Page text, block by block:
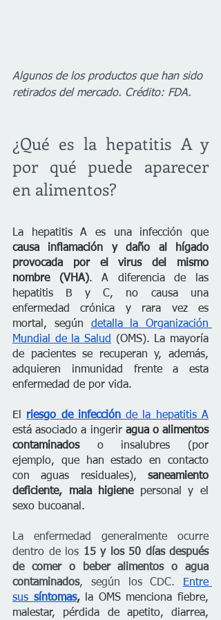
Algunos de los productos que han sido
retirados del mercado. Crédito: FDA.
¿Qué es la hepatitis A y
por qué puede aparecer
en alimentos?
La hepatitis A es una infección que
causa inflamación y daño al hígado
provocada por el virus del mismo
nombre (VHA). A diferencia de las
hepatitis B y C, no causa una
enfermedad crónica y rara vez es
mortal, según detalla la Organización
Mundial de la Salud (OMS). La mayoría
de pacientes se recuperan y, además,
adquieren inmunidad frente a esta
enfermedad de por vida.
El riesgo de infección de la hepatitis A
está asociado a ingerir agua o alimentos
contaminados o insalubres (por
ejemplo, que han estado en contacto
con aguas residuales), saneamiento
deficiente, mala higiene personal y el
sexo bucoanal.
La enfermedad generalmente ocurre
dentro de los 15 y los 50 días después
de comer o beber alimentos o agua
contaminados, según los CDC.
Entre
sus síntomas,
la OMS menciona fiebre,
malestar, pérdida de apetito, diarrea,